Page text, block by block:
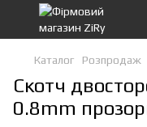
Каталог Розпродаж
Скотч
0.8mm